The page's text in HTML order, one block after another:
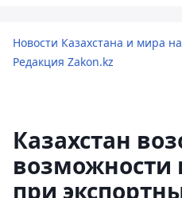
Новости Казахстана и мира
Редакция Zakon.kz
Казахстан
при